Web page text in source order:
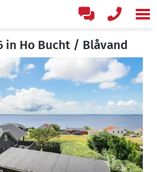
in Ho Bucht / Blåvand